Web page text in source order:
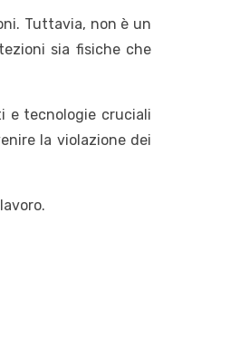
Tuttavia, non è un
sia fisiche che
e tecnologie cruciali
la violazione dei